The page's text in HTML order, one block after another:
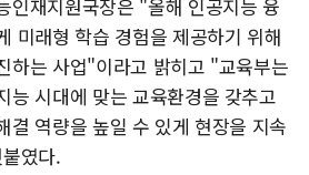
인재지원국장은 "올해 인공지능 융
미래형 학습 경험을 제공하기 위해
하는 사업"이라고 밝히고 "교육부는
능 시대에 맞는 교육환경을 갖추고
결 역량을 높일 수 있게 현장을 지속
였다.